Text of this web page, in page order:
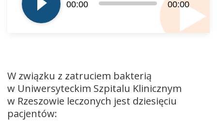
00:00 00:00
W związku z zatruciem bakterią
w Uniwersyteckim Szpitalu Klinicznym
w Rzeszowie leczonych jest dziesięciu
pacjentów: